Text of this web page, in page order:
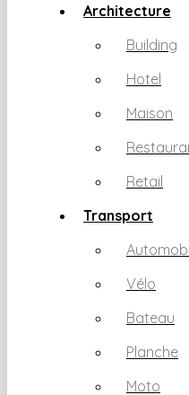
Architecture
Building
Hotel
Maison
Retail
Transport
Vélo
Bateau
Planche
Moto